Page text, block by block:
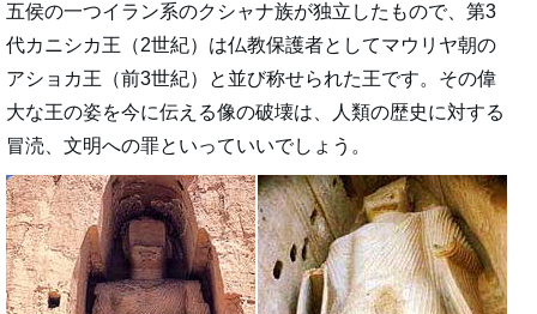
五侯の一つイラン系のクシャナ族が独立したもので、第3
代カニシカ王（2世紀）は仏教保護者としてマウリヤ朝の
アショカ王（前3世紀）と並び称せられた王です。その偉
大な王の姿を今に伝える像の破壊は、人類の歴史に対する
冒涜、文明への罪といっていいでしょう。